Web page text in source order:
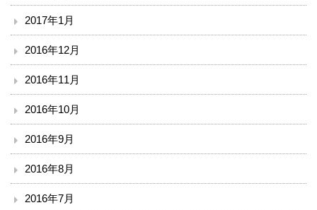
2017年1月
2016年12月
2016年11月
2016年10月
2016年9月
2016年8月
2016年7月